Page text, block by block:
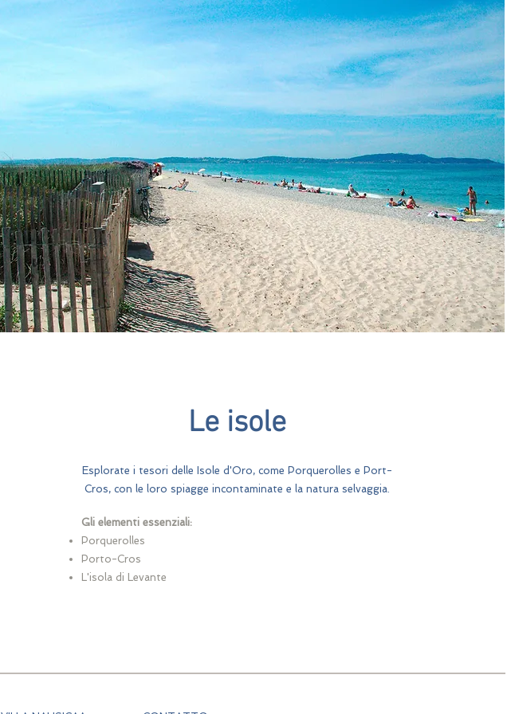
Le isole
Esplorate i tesori delle Isole d'Oro, come Porquerolles e Port-
Cros, con le loro spiagge incontaminate e la natura selvaggia.
Gli elementi essenziali:
Porquerolles
Porto-Cros
L'isola di Levante